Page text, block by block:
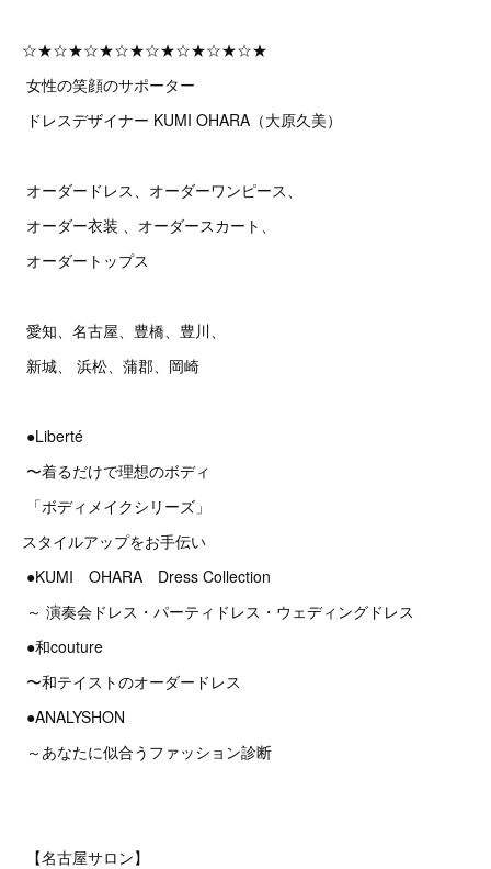
☆★☆★☆★☆★☆★☆★☆★☆★
女性の笑顔のサポーター
ドレスデザイナー KUMI OHARA（大原久美）
オーダードレス、オーダーワンピース、
オーダー衣装 、オーダースカート、
オーダートップス
愛知、名古屋、豊橋、豊川、
新城、 浜松、蒲郡、岡崎
●Liberté
〜着るだけで理想のボディ
「ボディメイクシリーズ」
スタイルアップをお手伝い
●KUMI OHARA Dress Collection
～ 演奏会ドレス・パーティドレス・ウェディングドレス
●和couture
〜和テイストのオーダードレス
●ANALYSHON
～あなたに似合うファッション診断
【名古屋サロン】